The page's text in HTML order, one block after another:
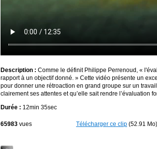
Description : Comme le définit Philippe Perrenoud, «
rapport à un objectif donné. » Cette vidéo présente un
pour donner une rétroaction en grand groupe sur un
clairement ses attentes et qu’elle sait rendre l’évaluation
Durée : 12min 35sec
65983 vues Télécharger ce clip (52.91 Mo)